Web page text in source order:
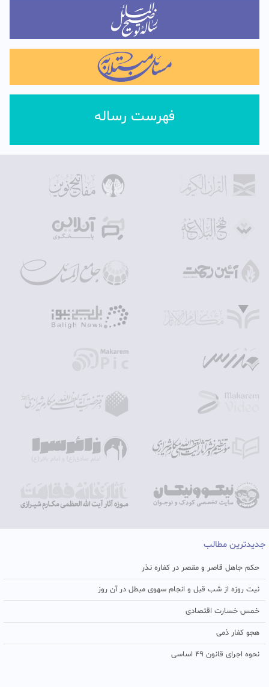
فهرست رساله
جدیدترین مطالب
حکم جاهل قاصر و مقصر در کفاره نذر
نیت روزه از شب قبل و انجام سهوی مبطل در آن روز
خمس خسارت اقتصادی
هجو کفار ذمی
نحوه اجرای قانون ۴۹ اساسی